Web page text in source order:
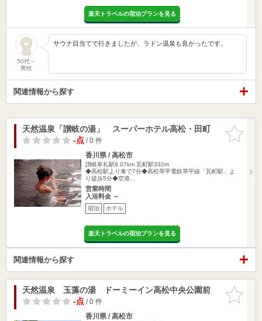
楽天トラベルの宿泊プランを見る
50代～
男性
サウナ目当てで行きましたが、ラドン温泉も良かったです。
関連情報から探す
お気に入
りに追加
天然温泉「讃岐の湯」 スーパーホテル高松・田町
-点/ 0 件
香川県 / 高松市
讃岐牟礼駅9.07km 瓦町駅332m
◆高松駅より車で7分◆高松琴平電鉄琴平線「瓦町駅」よ
り徒歩5分◆空港…
営業時間
入浴料金 ～
宿泊 ホテル
楽天トラベルの宿泊プランを見る
関連情報から探す
お気に入
りに追加
天然温泉 玉藻の湯 ドーミーイン高松中央公園前
-点/ 0 件
香川県 / 高松市